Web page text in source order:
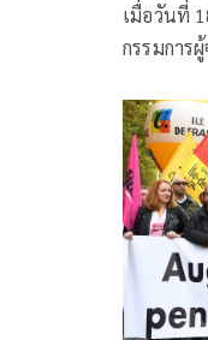
เมื่อวันที่ 18 พฤษภาคม
กรรมการ
นิพนธ์ เลิ